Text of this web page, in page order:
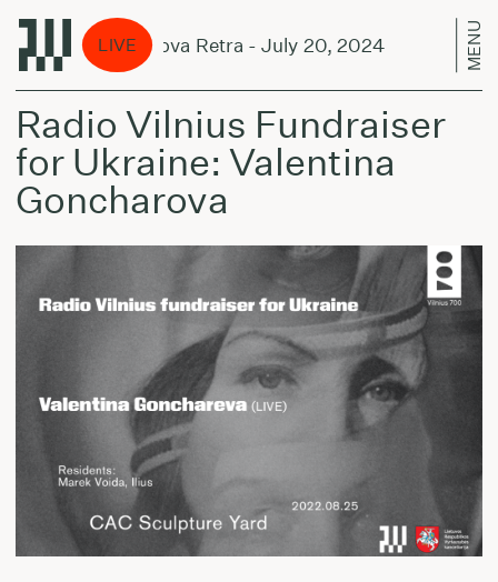
LIVE
Smiles w/ Nova Retra - July 20, 2024 MENU
Radio Vilnius Fundraiser
for Ukraine: Valentina
Goncharova